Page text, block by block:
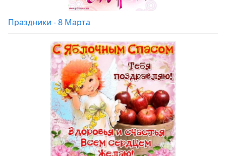
Праздники - 8 Марта